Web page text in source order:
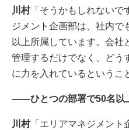
川村「そうかもしれないで
ジメント企画部は、社内で
以上所属しています。会社
管理するだけでなく、どう
に力を入れているというこ
――ひとつの部署で50名以
川村「エリアマネジメント